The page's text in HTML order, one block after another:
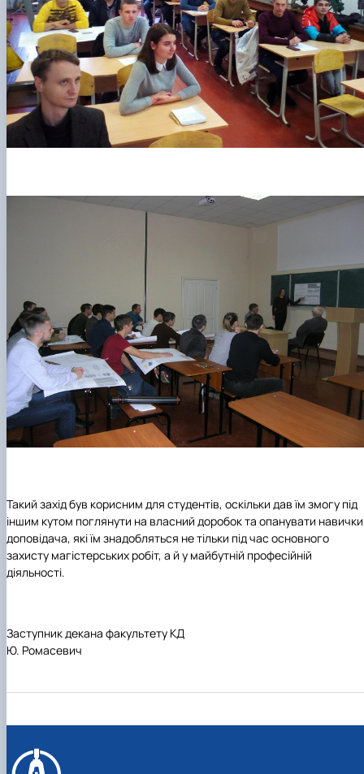
Такий захід був корисним для студентів, оскільки дав їм змогу під
іншим кутом поглянути на власний доробок та опанувати навички
доповідача, які їм знадобляться не тільки під час основного
захисту магістерських робіт, а й у майбутній професійній
діяльності.
Заступник декана факультету КД
Ю. Ромасевич